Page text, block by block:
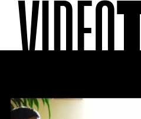
VIDEO